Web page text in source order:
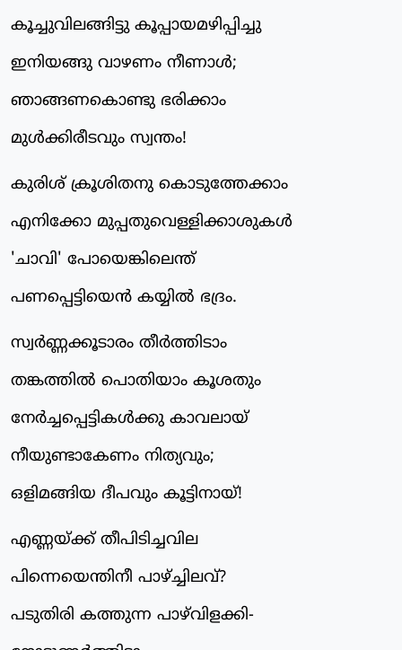
കൂച്ചുവിലങ്ങിട്ടു കൂപ്പായമഴിപ്പിച്ചു
ഇനിയങ്ങു വാഴണം നീണാള്‍;
ഞാങ്ങണകൊണ്ടു ഭരിക്കാം
മുള്‍ക്കിരീടവും സ്വന്തം!
കുരിശ് ക്രൂശിതനു കൊടുത്തേക്കാം
എനിക്കോ മുപ്പതുവെള്ളിക്കാശുകള്‍
'ചാവി' പോയെങ്കിലെന്ത്
പണപ്പെട്ടിയെന്‍ കയ്യില്‍ ഭദ്രം.
സ്വര്‍ണ്ണക്കൂടാരം തീര്‍ത്തിടാം
തങ്കത്തില്‍ പൊതിയാം കൂശതും
നേര്‍ച്ചപ്പെട്ടികള്‍ക്കു കാവലായ്
നീയുണ്ടാകേണം നിത്യവും;
ഒളിമങ്ങിയ ദീപവും കൂട്ടിനായ്!
എണ്ണയ്ക്ക് തീപിടിച്ചവില
പിന്നെയെന്തിനീ പാഴ്ച്ചിലവ്?
പടുതിരി കത്തുന്ന പാഴ്‌വിളക്കി-